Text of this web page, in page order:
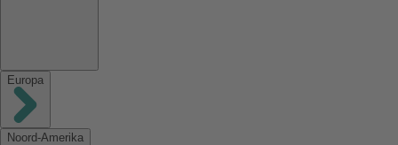
Europa
Noord-Amerika